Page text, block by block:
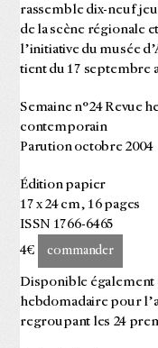
rassemble dix-neuf
de la scène régionale
l’initiative du musée
tient du 17 septembre
Semaine n°24 Revue
contemporain
Parution octobre 2004
Édition papier
17 x 24 cm, 16 pages
ISSN 1766-6465
4€
commander
Disponible également
hebdomadaire pour
regroupant les 24